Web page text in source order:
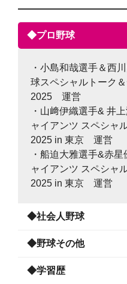
◆プロ野球
・小島和哉選手＆西
球スペシャルトーク
2025 運営
・山﨑伊織選手& 井
ャイアンツ スペシャ
2025 in 東京 運営
・船迫大雅選手&赤
ャイアンツ スペシャ
2025 in 東京 運営
◆社会人野球
◆野球その他
◆学習歴